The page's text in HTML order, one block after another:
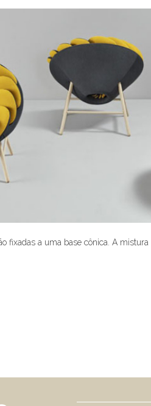
fixadas a uma base cônica. A